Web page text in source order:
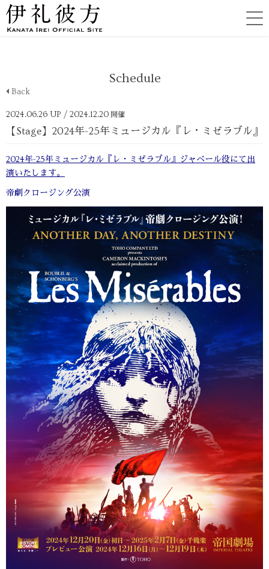
Schedule
Back
2024.06.26 UP / 2024.12.20 開催
【Stage】2024年-25年ミュージカル『レ・ミゼラブル』
2024年-25年ミュージカル『レ・ミゼラブル』ジャベール役にて出
演いたします。
帝劇クロージング公演